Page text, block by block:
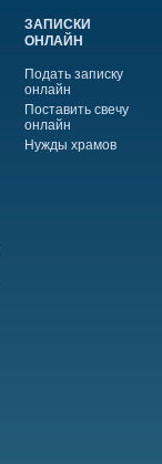
ЗАПИСКИ
ОНЛАЙН
Подать записку
онлайн
Поставить свечу
онлайн
Нужды храмов